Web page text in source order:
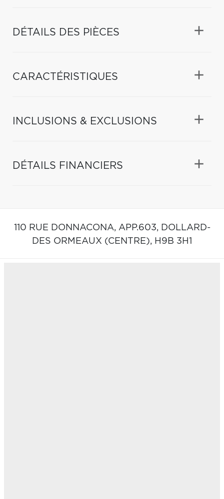
DÉTAILS DES PIÈCES
CARACTÉRISTIQUES
INCLUSIONS & EXCLUSIONS
DÉTAILS FINANCIERS
110 RUE DONNACONA, APP.603, DOLLARD-
DES ORMEAUX (CENTRE), H9B 3H1